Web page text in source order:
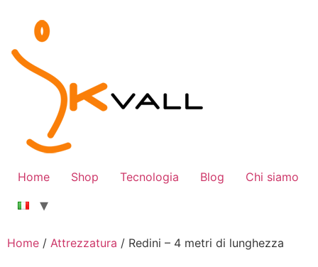
contenuto
Home Shop Tecnologia Blog Chi siamo
Home / Attrezzatura / Redini – 4 metri di lunghezza